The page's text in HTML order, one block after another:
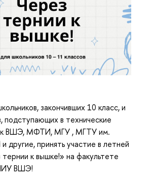
закончивших 10 класс, и
подступающих в технические
ВШЭ, МФТИ, МГУ , МГТУ им.
другие, принять участие в летней
к вышке!» на факультете
ВШЭ!